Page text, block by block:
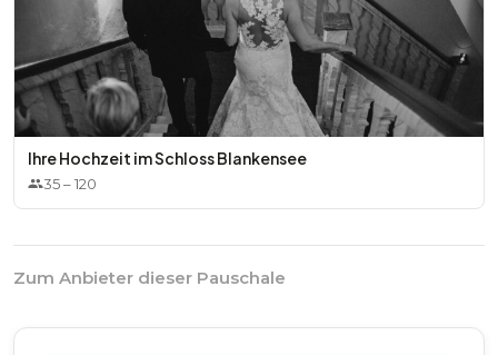
Ihre Hochzeit im Schloss Blankensee
35–120
Zum Anbieter dieser Pauschale